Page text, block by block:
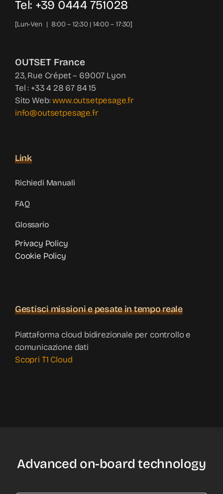
Tel: +39 0444 751028
[Lun-Ven | 8:00 – 12:30 | 14:00 – 17:30]
OUTSET France
23, Rue Crépet – 69007 Lyon
Tel : +33 4 28 67 84 15
Sito Web:www.outsetpesage.fr
info@outsetpesage.fr
Link
Richiedi Manuali
FAQ
Glossario
Privacy Policy
Cookie Policy
Gestisci missioni e pesate in tempo reale
Piattaforma cloud bidirezionale per controllo e
comunicazione dati
Scopri T1 Cloud
Advanced on-board technology